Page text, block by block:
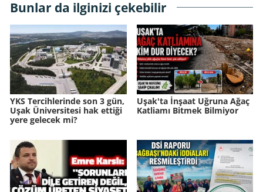
Bunlar da ilginizi çekebilir
YKS Tercihlerinde son 3 gün,
Uşak Üniversitesi hak ettiği
yere gelecek mi?
Uşak'ta İnşaat Uğruna Ağaç
Katliamı Bitmek Bilmiyor